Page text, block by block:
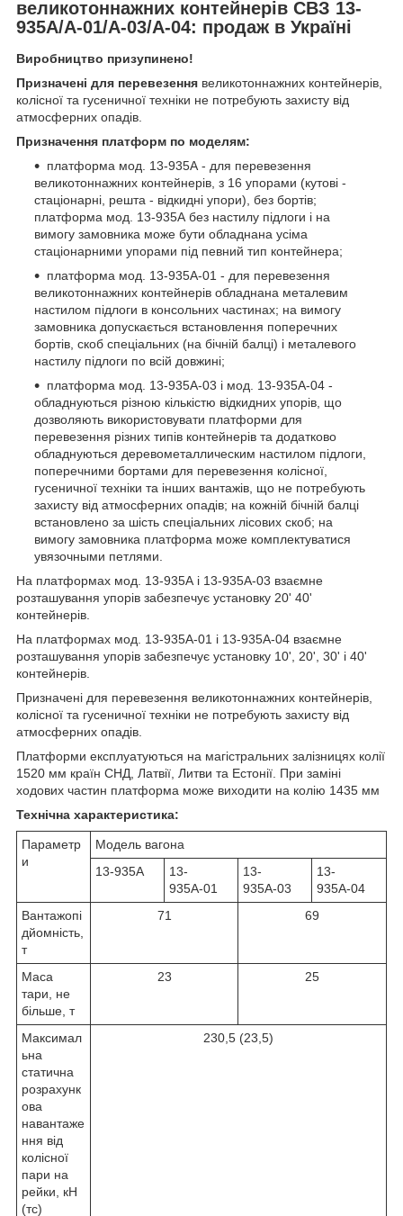
великотоннажних контейнерів СВЗ 13-
935А/А-01/А-03/А-04: продаж в Україні
Виробництво призупинено!
Призначені для перевезення великотоннажних контейнерів,
колісної та гусеничної техніки не потребують захисту від
атмосферних опадів.
Призначення платформ по моделям:
платформа мод. 13-935А - для перевезення
великотоннажних контейнерів, з 16 упорами (кутові -
стаціонарні, решта - відкидні упори), без бортів;
платформа мод. 13-935А без настилу підлоги і на
вимогу замовника може бути обладнана усіма
стаціонарними упорами під певний тип контейнера;
платформа мод. 13-935А-01 - для перевезення
великотоннажних контейнерів обладнана металевим
настилом підлоги в консольних частинах; на вимогу
замовника допускається встановлення поперечних
бортів, скоб спеціальних (на бічній балці) і металевого
настилу підлоги по всій довжині;
платформа мод. 13-935А-03 і мод. 13-935А-04 -
обладнуються різною кількістю відкидних упорів, що
дозволяють використовувати платформи для
перевезення різних типів контейнерів та додатково
обладнуються деревометаллическим настилом підлоги,
поперечними бортами для перевезення колісної,
гусеничної техніки та інших вантажів, що не потребують
захисту від атмосферних опадів; на кожній бічній балці
встановлено за шість спеціальних лісових скоб; на
вимогу замовника платформа може комплектуватися
увязочными петлями.
На платформах мод. 13-935А і 13-935А-03 взаємне
розташування упорів забезпечує установку 20' 40'
контейнерів.
На платформах мод. 13-935А-01 і 13-935А-04 взаємне
розташування упорів забезпечує установку 10', 20', 30' і 40'
контейнерів.
Призначені для перевезення великотоннажних контейнерів,
колісної та гусеничної техніки не потребують захисту від
атмосферних опадів.
Платформи експлуатуються на магістральних залізницях колії
1520 мм країн СНД, Латвії, Литви та Естонії. При заміні
ходових частин платформа може виходити на колію 1435 мм
Технічна характеристика:
Параметр
и
Модель вагона
13-935А
13-
935А-01
13-
935А-03
13-
935А-04
Вантажопі
дйомність,
т
71 69
Маса
тари, не
більше, т
23 25
Максимал
ьна
статична
розрахунк
ова
навантаже
ння від
колісної
пари на
рейки, кН
(тс)
230,5 (23,5)